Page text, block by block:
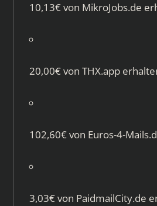
10,13€ von MikroJobs.de
20,00€ von THX.app
102,60€ von Euros-4-
3,03€ von PaidmailCity.de